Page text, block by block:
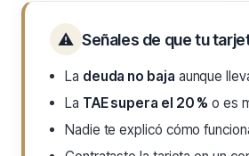
⚠ Señales de que tu
La deuda no baja aunque
La TAE supera el 20 % o es
Nadie te explicó cómo